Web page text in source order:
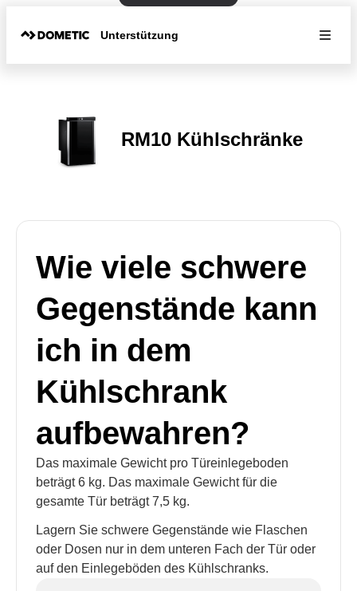
Unterstützung
RM10 Kühlschränke
Wie viele schwere
Gegenstände kann
ich in dem
Kühlschrank
aufbewahren?
Das maximale Gewicht pro Türeinlegeboden
beträgt 6 kg. Das maximale Gewicht für die
gesamte Tür beträgt 7,5 kg.
Lagern Sie schwere Gegenstände wie Flaschen
oder Dosen nur in dem unteren Fach der Tür oder
auf den Einlegeböden des Kühlschranks.